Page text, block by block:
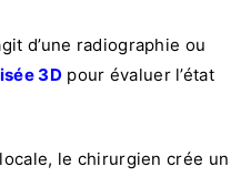
d’une radiographie ou
3Dpour évaluer l’état
le chirurgien crée un